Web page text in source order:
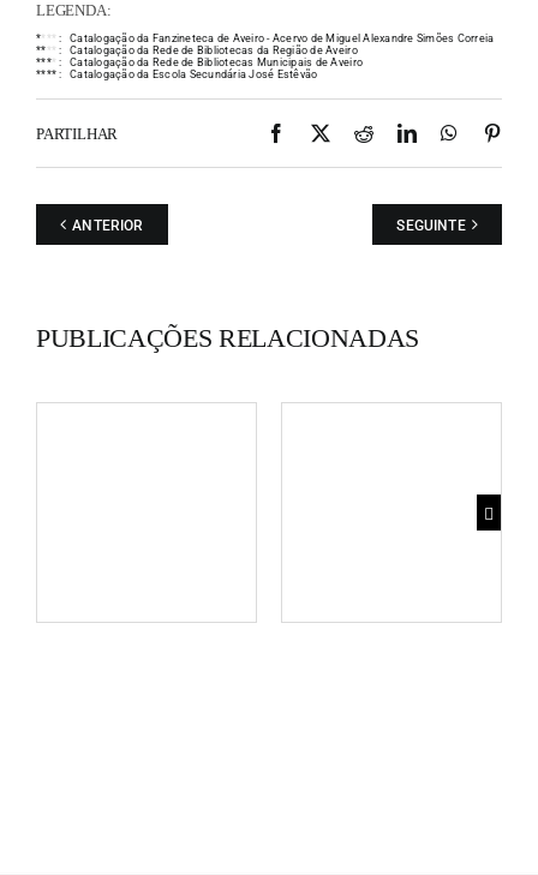
LEGENDA:
** * * :
Catalogação da Fanzineteca de Aveiro - Acervo de Miguel Alexandre Simões Correia
** * * :
Catalogação da Rede de Bibliotecas da Região de Aveiro
**** :
Catalogação da Rede de Bibliotecas Municipais de Aveiro
**** : Catalogação da Escola Secundária José Estêvão
PARTILHAR Facebook
X RedditLinkedIn
ANTERIOR SEGUINTE
PUBLICAÇÕES RELACIONADAS